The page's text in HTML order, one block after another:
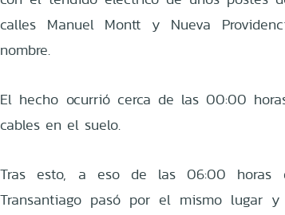
calles Manuel Montt y Nueva
nombre.
El hecho ocurrió cerca de las 00:00
cables en el suelo.
Tras esto, a eso de las 06:00 horas
Transantiago pasó por el mismo lugar